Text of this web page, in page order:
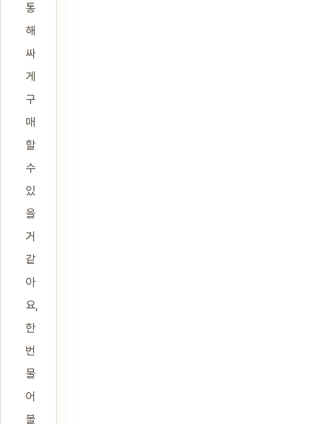
통
해
싸
게
구
매
할
수
있
을
거
같
아
요,
한
번
물
어
볼